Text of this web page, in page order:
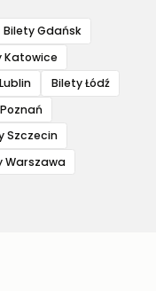
Bilety Gdańsk
Katowice
Bilety Łódź
Szczecin
Warszawa